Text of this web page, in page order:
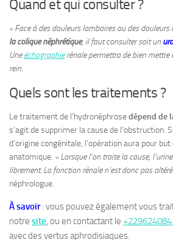
Quand et qui consulter ?
« Face à des douleurs lombaires ou des douleurs
la colique néphrétique, il faut consulter soit un
Uneéchographierénale permettra de bien mettre
rein.
Quels sont les traitements ?
Le traitement de l’hydronéphrosedépend de
s’agit de supprimer la cause de l’obstruction.
d’origine congénitale, l’opération aura pour
anatomique. « Lorsque l’on traite la cause,
librement. La fonction rénale n’est donc pas
néphrologue.
À savoir: vous pouvez également vous
notre site, ou en contactant le
avec des vertus aphrodisiaques.